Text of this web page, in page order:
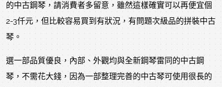
的中古鋼琴，請消費者多留意，雖然這樣確實可以再便宜個
2-3仟元，但比較容易買到有狀況，有問題次級品的拼裝中古
琴。
選一部品質優良，內部、外觀均與全新鋼琴雷同的中古鋼
琴，不需花大錢，因為一部整理完善的中古琴可使用很長的